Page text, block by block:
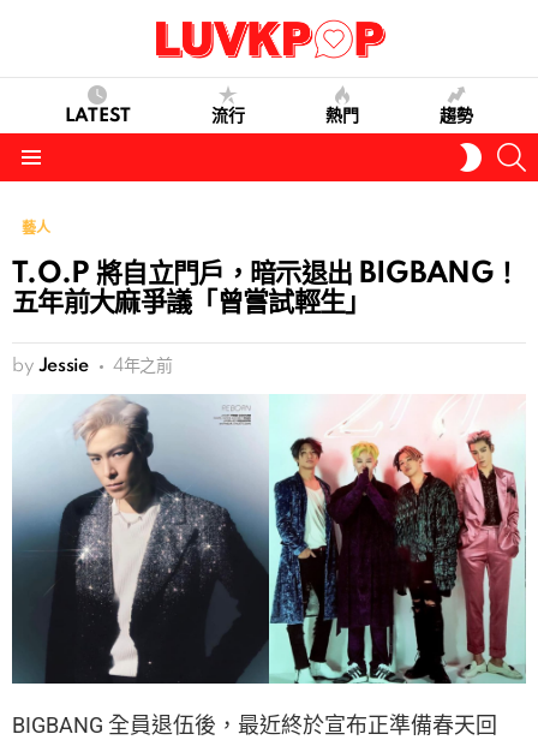
LATEST 流行 熱門 趨勢
SKIN
藝人
T.O.P 將自立門戶，暗示退出 BIGBANG！
五年前大麻爭議「曾嘗試輕生」
by Jessie 4年之前
BIGBANG 全員退伍後，最近終於宣布正準備春天回